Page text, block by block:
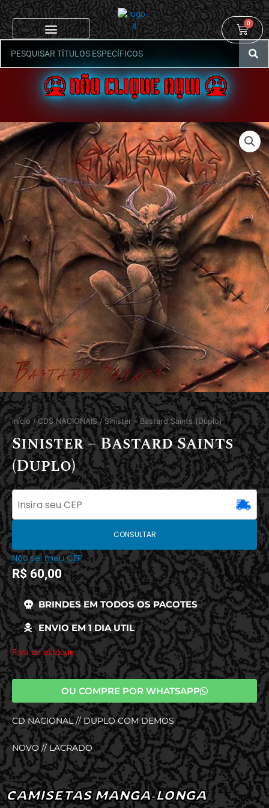
0
🤮 NÃO CLIQUE AQUI 🤮
Início/CDS NACIONAIS/ Sinister – Bastard Saints (Duplo)
Sinister – Bastard Saints
(Duplo)
CONSULTAR
Não sei meu CEP
R$60,00
BRINDES EM TODOS OS PACOTES
ENVIO EM 1 DIA UTIL
Fora de estoque
OU COMPRE POR WHATSAPP
CD NACIONAL // DUPLO COM DEMOS
NOVO // LACRADO
CAMISETAS MANGA-LONGA